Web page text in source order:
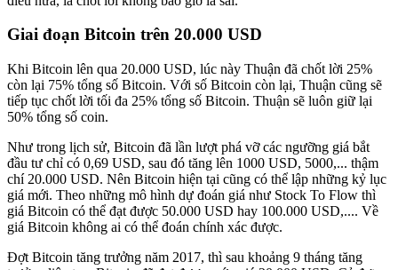
Giai đoạn Bitcoin trên 20.000 USD
Khi Bitcoin lên qua 20.000 USD, lúc này Thuận đã chốt lời 25%
còn lại 75% tổng số Bitcoin. Với số Bitcoin còn lại, Thuận cũng sẽ
tiếp tục chốt lời tối đa 25% tổng số Bitcoin. Thuận sẽ luôn giữ lại
50% tổng số coin.
Như trong lịch sử, Bitcoin đã lần lượt phá vỡ các ngưỡng giá bắt
đầu tư chỉ có 0,69 USD, sau đó tăng lên 1000 USD, 5000,... thậm
chí 20.000 USD. Nên Bitcoin hiện tại cũng có thể lập những kỷ lục
giá mới. Theo những mô hình dự đoán giá như Stock To Flow thì
giá Bitcoin có thể đạt được 50.000 USD hay 100.000 USD,.... Về
giá Bitcoin không ai có thể đoán chính xác được.
Đợt Bitcoin tăng trưởng năm 2017, thì sau khoảng 9 tháng tăng